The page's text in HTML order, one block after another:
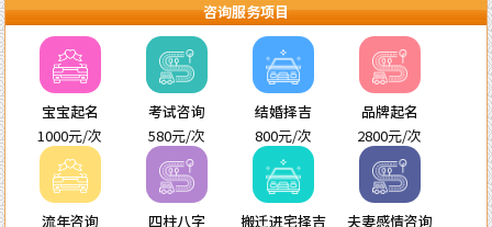
咨询服务项目
宝宝起名
1000元/次
考试咨询
580元/次
结婚择吉
800元/次
品牌起名
2800元/次
流年咨询
四柱八字
搬迁进宅择吉
夫妻感情咨询